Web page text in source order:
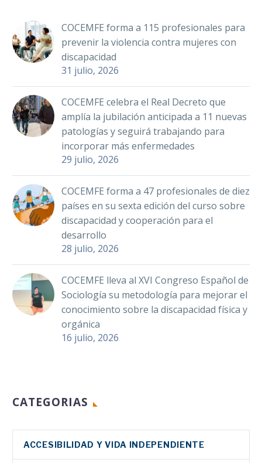
COCEMFE forma a 115 profesionales para
prevenir la violencia contra mujeres con
discapacidad
31 julio, 2026
COCEMFE celebra el Real Decreto que
amplía la jubilación anticipada a 11 nuevas
patologías y seguirá trabajando para
incorporar más enfermedades
29 julio, 2026
COCEMFE forma a 47 profesionales de diez
países en su sexta edición del curso sobre
discapacidad y cooperación para el
desarrollo
28 julio, 2026
COCEMFE lleva al XVI Congreso Español de
Sociología su metodología para mejorar el
conocimiento sobre la discapacidad física y
orgánica
16 julio, 2026
CATEGORIAS
ACCESIBILIDAD Y VIDA INDEPENDIENTE